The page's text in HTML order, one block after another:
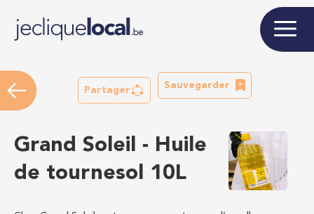
Partager
Sauvegarder
Grand Soleil - Huile
de tournesol 10L